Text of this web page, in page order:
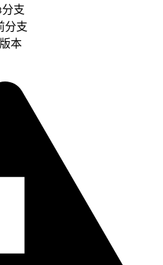
分支
分支
本